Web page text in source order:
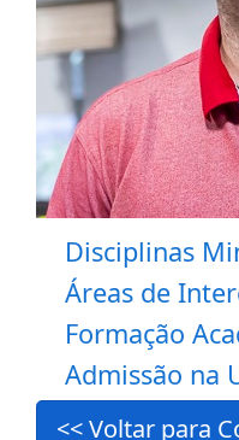
Disciplinas
Áreas de
Formação
Admissão na
<< Voltar para